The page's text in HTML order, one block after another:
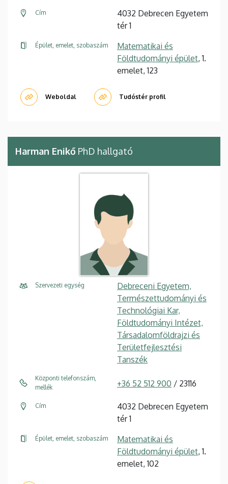
Cím
4032 Debrecen Egyetem
tér 1
Épület, emelet, szobaszám
Matematikai és
Földtudományi épület, 1.
emelet, 123
Weboldal Tudóstér profil
Harman Enikő PhD hallgató
Szervezeti egység
Debreceni Egyetem,
Természettudományi és
Technológiai Kar,
Földtudományi Intézet,
Társadalomföldrajzi és
Területfejlesztési
Tanszék
Központi telefonszám,
mellék
+36 52 512 900 / 23116
Cím
4032 Debrecen Egyetem
tér 1
Épület, emelet, szobaszám
Matematikai és
Földtudományi épület, 1.
emelet, 102